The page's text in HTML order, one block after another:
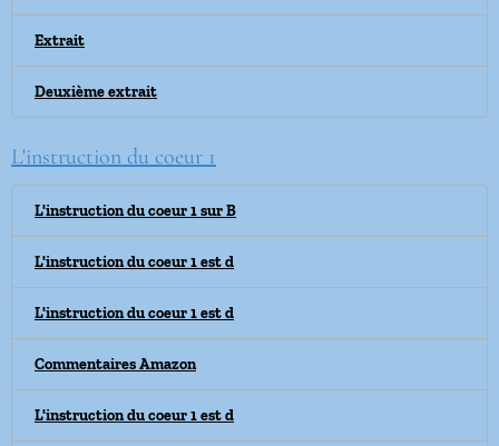
Extrait
Deuxième extrait
L'instruction du coeur 1
L'instruction du coeur 1 sur B
L'instruction du coeur 1 est d
L'instruction du coeur 1 est d
Commentaires Amazon
L'instruction du coeur 1 est d